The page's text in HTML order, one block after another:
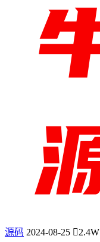
源码 2024-08-25 2.4W